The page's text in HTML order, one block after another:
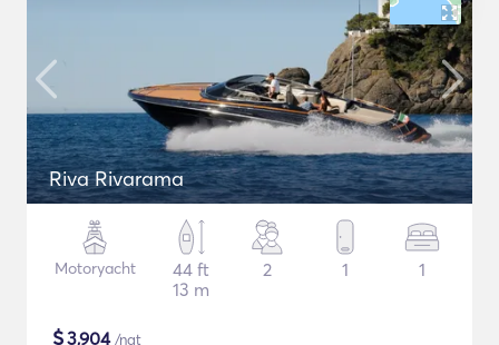
Riva Rivarama
Motoryacht
44 ft
13 m
2 1 1
$3,904/nat